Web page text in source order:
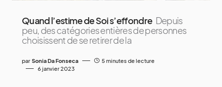
Quand l’estime de Soi s’effondre Depuis
peu, des catégories entières de personnes
choisissent de se retirer de la
par Sonia Da Fonseca
5 minutes de lecture
6 janvier 2023